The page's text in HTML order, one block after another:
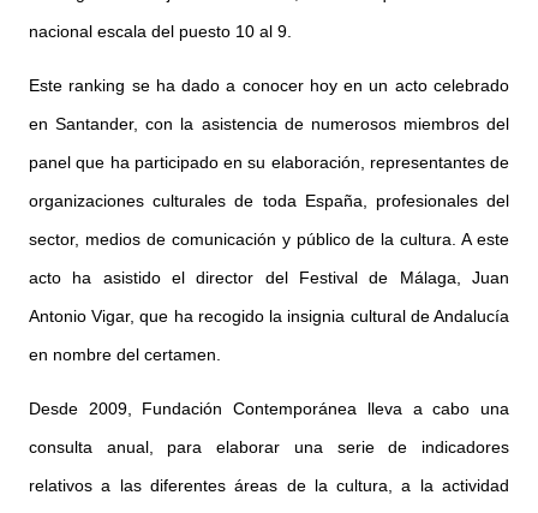
nacional escala del puesto 10 al 9.
Este ranking se ha dado a conocer hoy en un acto celebrado
en Santander, con la asistencia de numerosos miembros del
panel que ha participado en su elaboración, representantes de
organizaciones culturales de toda España, profesionales del
sector, medios de comunicación y público de la cultura. A este
acto ha asistido el director del Festival de Málaga, Juan
Antonio Vigar, que ha recogido la insignia cultural de Andalucía
en nombre del certamen.
Desde 2009, Fundación Contemporánea lleva a cabo una
consulta anual, para elaborar una serie de indicadores
relativos a las diferentes áreas de la cultura, a la actividad